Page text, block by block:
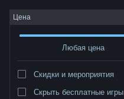
Войти
Сообщество
Цена
Любая цена
Скидки и мероприятия
Скрыть бесплатные игры
Разработчик: Pyromancers.com